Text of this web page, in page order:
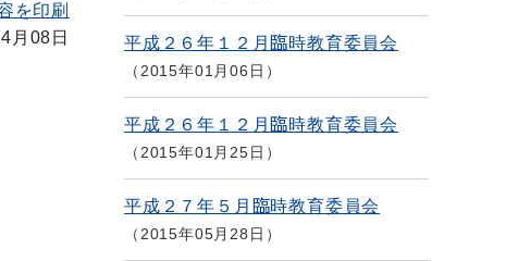
を印刷
月08日
平成２６年１２月臨時教育委員会
2015年01月06日
平成２６年１２月臨時教育委員会
2015年01月25日
平成２７年５月臨時教育委員会
2015年05月28日